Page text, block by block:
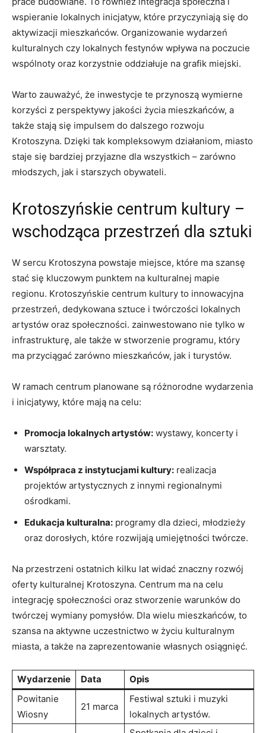
wspieranie lokalnych inicjatyw, które przyczyniają się do
aktywizacji mieszkańców. Organizowanie wydarzeń
kulturalnych czy lokalnych festynów wpływa na poczucie
wspólnoty oraz korzystnie oddziałuje na grafik miejski.
Warto zauważyć, że inwestycje te przynoszą wymierne
korzyści z perspektywy jakości życia mieszkańców, a
także stają się impulsem do dalszego rozwoju
Krotoszyna. Dzięki tak kompleksowym działaniom, miasto
staje się bardziej przyjazne dla wszystkich – zarówno
młodszych, jak i starszych obywateli.
Krotoszyńskie centrum kultury –
wschodząca przestrzeń dla sztuki
W sercu Krotoszyna powstaje miejsce, które ma szansę
stać się kluczowym punktem na kulturalnej mapie
regionu. Krotoszyńskie centrum kultury to innowacyjna
przestrzeń, dedykowana sztuce i twórczości lokalnych
artystów oraz społeczności. zainwestowano nie tylko w
infrastrukturę, ale także w stworzenie programu, który
ma przyciągać zarówno mieszkańców, jak i turystów.
W ramach centrum planowane są różnorodne wydarzenia
i inicjatywy, które mają na celu:
Promocja lokalnych artystów: wystawy, koncerty i
warsztaty.
Współpraca z instytucjami kultury: realizacja
projektów artystycznych z innymi regionalnymi
ośrodkami.
Edukacja kulturalna: programy dla dzieci, młodzieży
oraz dorosłych, które rozwijają umiejętności twórcze.
Na przestrzeni ostatnich kilku lat widać znaczny rozwój
oferty kulturalnej Krotoszyna. Centrum ma na celu
integrację społeczności oraz stworzenie warunków do
twórczej wymiany pomysłów. Dla wielu mieszkańców, to
szansa na aktywne uczestnictwo w życiu kulturalnym
miasta, a także na zaprezentowanie własnych osiągnięć.
Wydarzenie Data
Opis
Powitanie
Wiosny
21 marca
Festiwal sztuki i muzyki
lokalnych artystów.